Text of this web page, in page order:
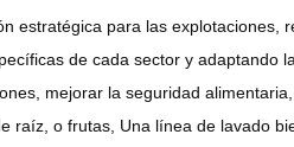
estratégica para las explotaciones,
de cada sector y adaptando
mejorar la seguridad
raíz, o frutas, Una línea de lavado